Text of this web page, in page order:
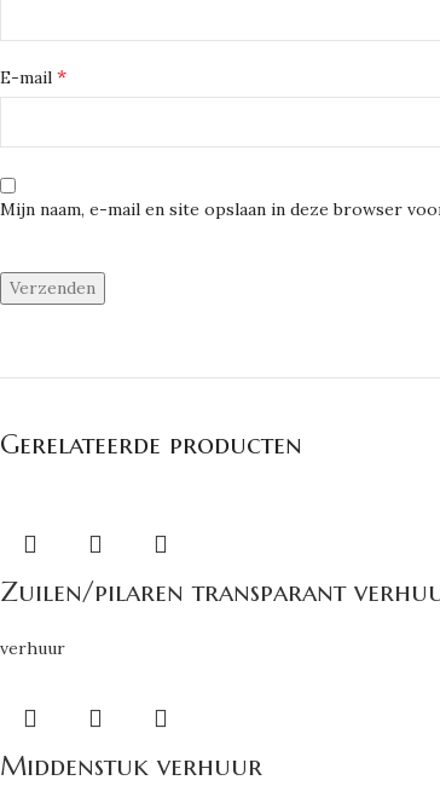
E-mail *
Mijn naam, e-mail en site opslaan in deze browser
Gerelateerde producten
Zuilen/pilaren transparant
verhuur
Middenstuk verhuur